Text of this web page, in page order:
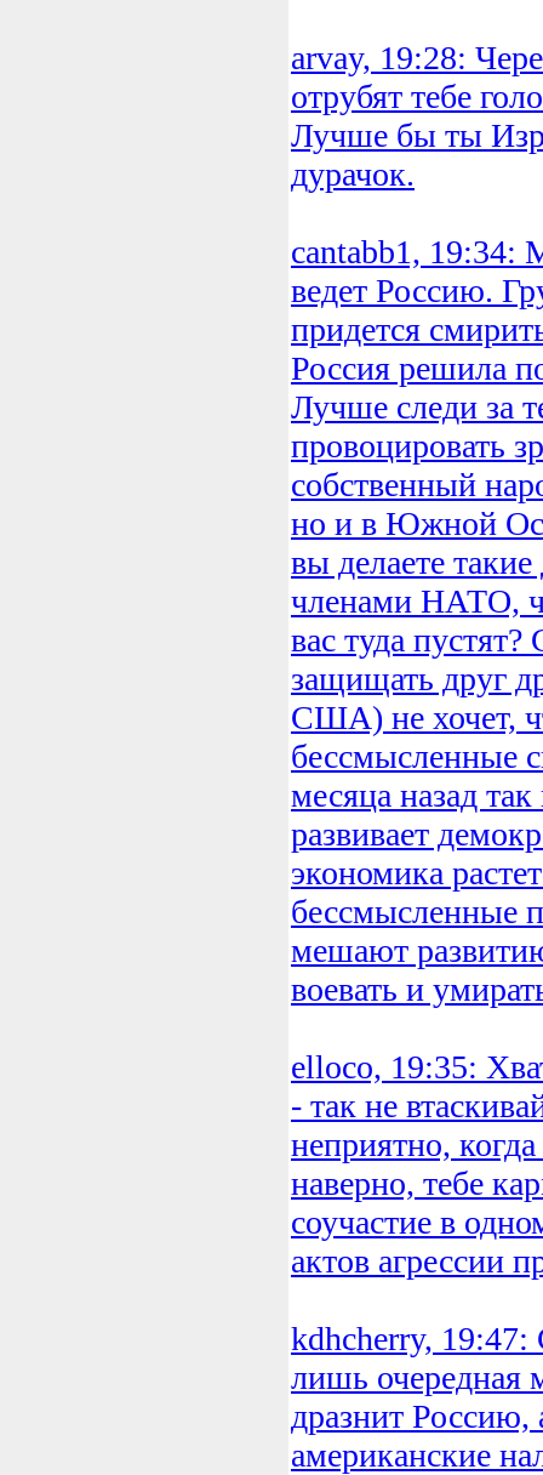
arvay, 19:28:
отрубят тебе
Лучше бы ты
дурачок.
cantabb1, 19:34:
ведет Россию.
придется
Россия решила
Лучше следи за
провоцировать
собственный
но и в Южной
вы делаете
членами НАТО,
вас туда
защищать друг
США) не хочет,
бессмысленные
месяца назад
развивает
экономика
бессмысленные
мешают
воевать и
elloco, 19:35:
- так не
неприятно,
наверно, тебе
соучастие в
актов агрессии
kdhcherry, 19:47:
лишь очередная
дразнит Россию,
американские